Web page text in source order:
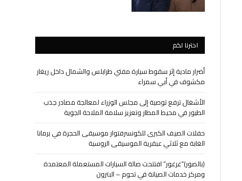
اخترنا لكم
أضرار مادية إثر سقوط سيارة مفتي طرابلس والشمال داخل ريغار
مكشوف في أبي سمراء
الأشغال ترفع توصية إلى مجلس الوزراء لمعالجة مصادر جذب
الطيور في محيط المطار وتعزيز سلامة الملاحة الجوية
حفلات الصيف الكبرى للكونسرفتوار موسيقى الحجرة في برمانا
الغابة مع ثلاثي عبقرية الموسيقى الروسية
(بالصور)”غرغور” افتتحت صالة السيارات المستعملة المعتمدة
ومركز خدمات الصيانة في تحوم – البترون